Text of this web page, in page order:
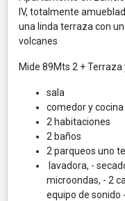
IV, totalmente
una linda terraza con
volcanes
Mide 89Mts 2 + Terraza
sala
comedor y cocina
2 habitaciones
2 baños
2 parqueos uno
lavadora, -
microondas, - 2
equipo de sonido